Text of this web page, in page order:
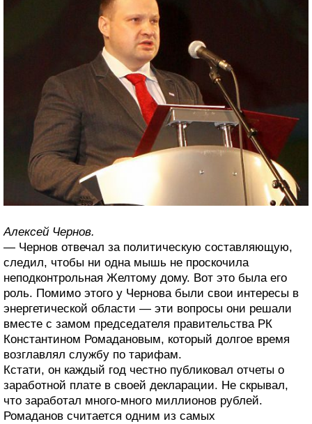
Алексей Чернов.
— Чернов отвечал за политическую составляющую,
следил, чтобы ни одна мышь не проскочила
неподконтрольная Желтому дому. Вот это была его
роль. Помимо этого у Чернова были свои интересы в
энергетической области — эти вопросы они решали
вместе с замом председателя правительства РК
Константином Ромадановым, который долгое время
возглавлял службу по тарифам.
Кстати, он каждый год честно публиковал отчеты о
заработной плате в своей декларации. Не скрывал,
что заработал много-много миллионов рублей.
Ромаданов считается одним из самых